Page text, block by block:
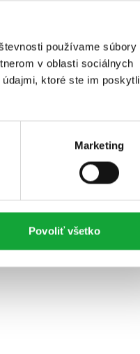
používame súbory
v oblasti sociálnych
ktoré ste im poskytli
Marketing
Povoliť všetko